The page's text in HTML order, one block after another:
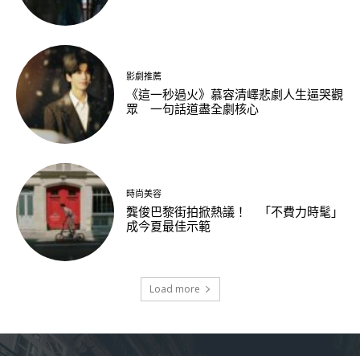
影劇推薦
《這一秒過火》慕容清嶧悲劇人生逼哭觀
眾 一句話道盡全劇核心
時尚美容
龔俊巴黎街拍掀熱議！ 「不費力時髦」
成今夏最佳示範
Load more